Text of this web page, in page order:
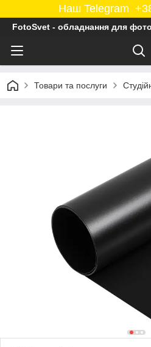
Наш Telegram
FotoSvet - обладнання для
Товари та послуги